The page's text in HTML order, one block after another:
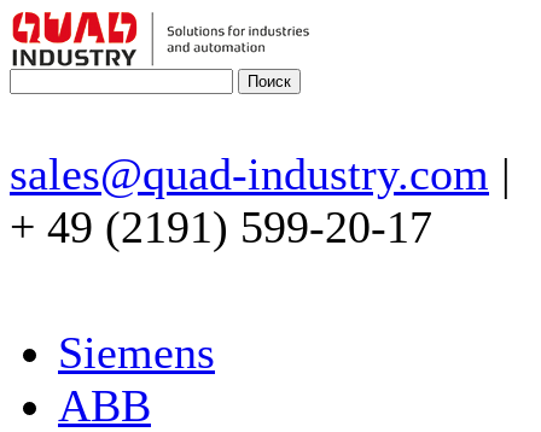
sales@quad-industry.com |
+ 49 (2191) 599-20-17
Siemens
ABB